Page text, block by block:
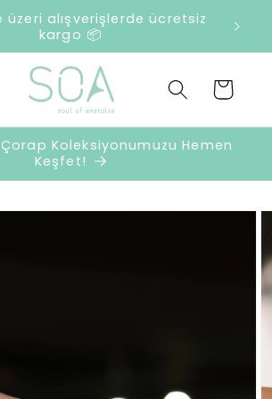
üzeri harcamalarda sürpriz
hediye 🎁
Sepet
Çorap Koleksiyonumuzu Hemen
Keşfet!